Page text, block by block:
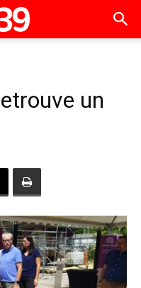
un